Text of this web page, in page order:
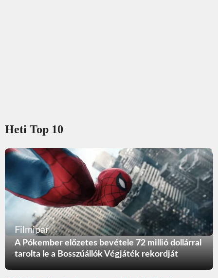
Heti Top 10
Filmipar
A Pókember előzetes bevétele 72 millió dollárral
tarolta le a Bosszúállók Végjáték rekordját